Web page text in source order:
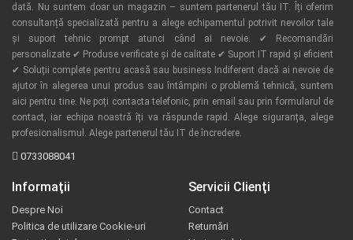
dată. Nu suntem doar un magazin – suntem partenerul tău IT. Îți oferim
consultanță specializată pentru a alege echipamentul potrivit nevoilor tale
și suport tehnic prompt atunci când ai nevoie. ✔ Recomandări
personalizate ✔ Produse verificate și de calitate ✔ Suport IT rapid și eficient
✔ Soluții complete pentru acasă sau business Indiferent dacă ai nevoie de
ajutor în alegerea unui produs sau întâmpini o problemă tehnică, suntem
aici pentru tine. Ne poți contacta telefonic, prin email sau prin formularul de
contact, iar echipa noastră îți va răspunde rapid. Alege siguranța, alege
profesionalismul. Alege partenerul tău IT de încredere.
0733088041
Informaţii
Despre Noi
Politica de utilizare Cookie-uri
Servicii Clienţi
Contact
Returnări